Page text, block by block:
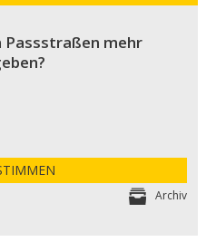
Passstraßen mehr
Archiv